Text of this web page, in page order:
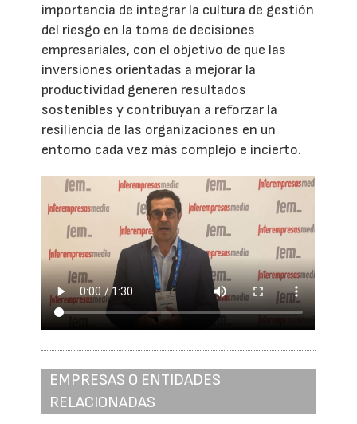
importancia de integrar la cultura de gestión
del riesgo en la toma de decisiones
empresariales, con el objetivo de que las
inversiones orientadas a mejorar la
productividad generen resultados
sostenibles y contribuyan a reforzar la
resiliencia de las organizaciones en un
entorno cada vez más complejo e incierto.
EMPRESAS O ENTIDADES
RELACIONADAS